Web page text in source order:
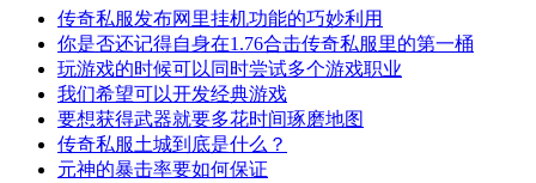
传奇私服发布网里挂机功能的巧妙利用
你是否还记得自身在1.76合击传奇私服里的第一桶
玩游戏的时候可以同时尝试多个游戏职业
我们希望可以开发经典游戏
要想获得武器就要多花时间琢磨地图
传奇私服土城到底是什么？
元神的暴击率要如何保证